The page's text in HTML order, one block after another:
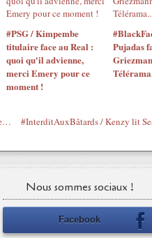
#PSG / Kimpembe
titulaire face au Real :
quoi qu'il advienne,
merci Emery pour ce
moment !
Pujadas
#InterditAuxBâtards : Cachin & Sear/Get Busy sur le Mouv - 2 mars 2014
Nous sommes sociaux !
Facebook